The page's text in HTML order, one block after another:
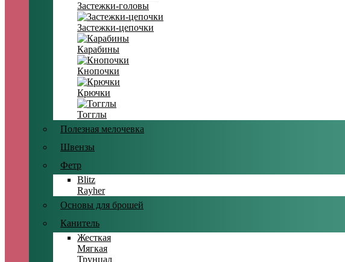
Застежки-головы
Застежки-цепочки
Карабины
Кнопочки
Крючки
Тогглы
Полезная мелочевка
Швензы
Фетр
Blitz
Rayher
Основы для брошей
Канитель
Жесткая
Мягкая
Трунцал